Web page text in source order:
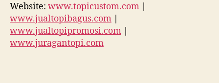
Website: www.topicustom.com |
www.jualtopibagus.com |
www.jualtopipromosi.com |
www.juragantopi.com